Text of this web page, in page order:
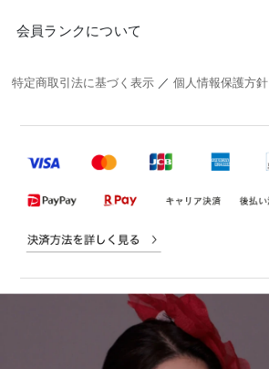
会員ランクについて
特定商取引法に基づく表示 ／個人情報保護方針